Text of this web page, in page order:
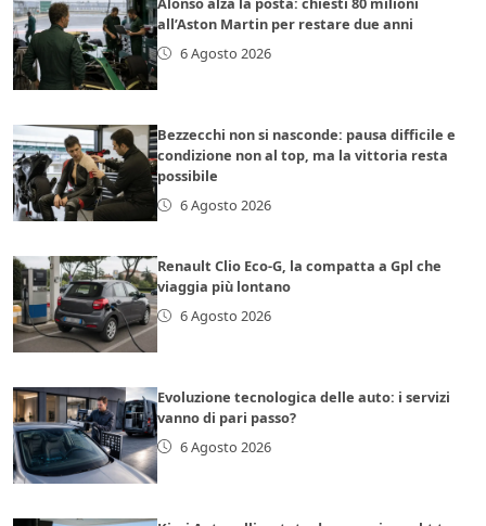
all’Aston Martin per restare due anni
6 Agosto 2026
Bezzecchi non si nasconde: pausa difficile e
condizione non al top, ma la vittoria resta
possibile
6 Agosto 2026
Renault Clio Eco-G, la compatta a Gpl che
viaggia più lontano
6 Agosto 2026
Evoluzione tecnologica delle auto: i servizi
vanno di pari passo?
6 Agosto 2026